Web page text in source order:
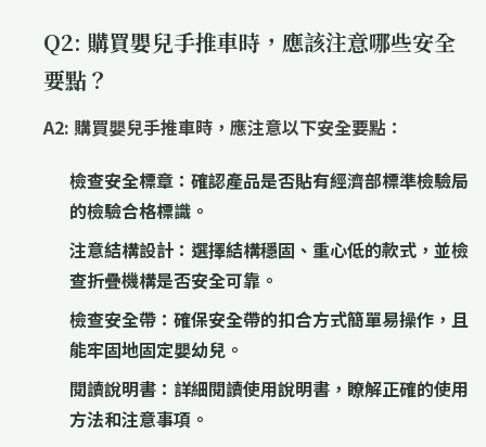
Q2: 購買嬰兒手推車時，應該注意哪些安全
要點？
A2: 購買嬰兒手推車時，應注意以下安全要點：
檢查安全標章： 確認產品是否貼有經濟部標準檢驗局
的檢驗合格標識。
注意結構設計： 選擇結構穩固、重心低的款式，並檢
查折疊機構是否安全可靠。
檢查安全帶： 確保安全帶的扣合方式簡單易操作，且
能牢固地固定嬰幼兒。
閱讀說明書： 詳細閱讀使用說明書，瞭解正確的使用
方法和注意事項。